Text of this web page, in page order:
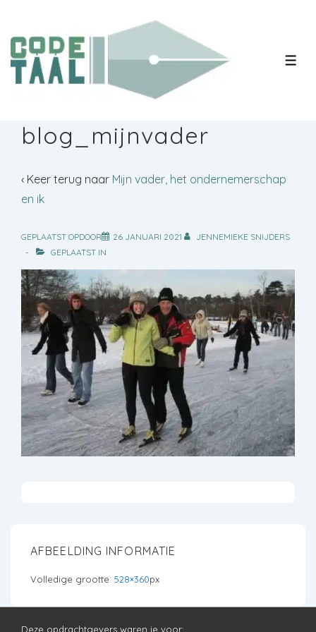
naar
hoofdinhoud
blog_mijnvader
‹ Keer terug naar Mijn vader, het ondernemerschap
en ik
GEPLAATST OPDOOR 26 JANUARI 2021
JENNEMIEKE SNIJDERS
GEPLAATST IN
AFBEELDING INFORMATIE
Volledige grootte: 528×360px
Deze opdrachtgevers waren je voor: